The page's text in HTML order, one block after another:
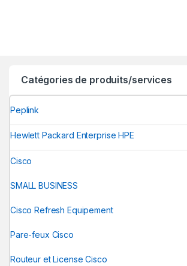
Catégories de produits/services
Peplink
Hewlett Packard Enterprise HPE
Cisco
SMALL BUSINESS
Cisco Refresh Equipement
Pare-feux Cisco
Routeur et License Cisco